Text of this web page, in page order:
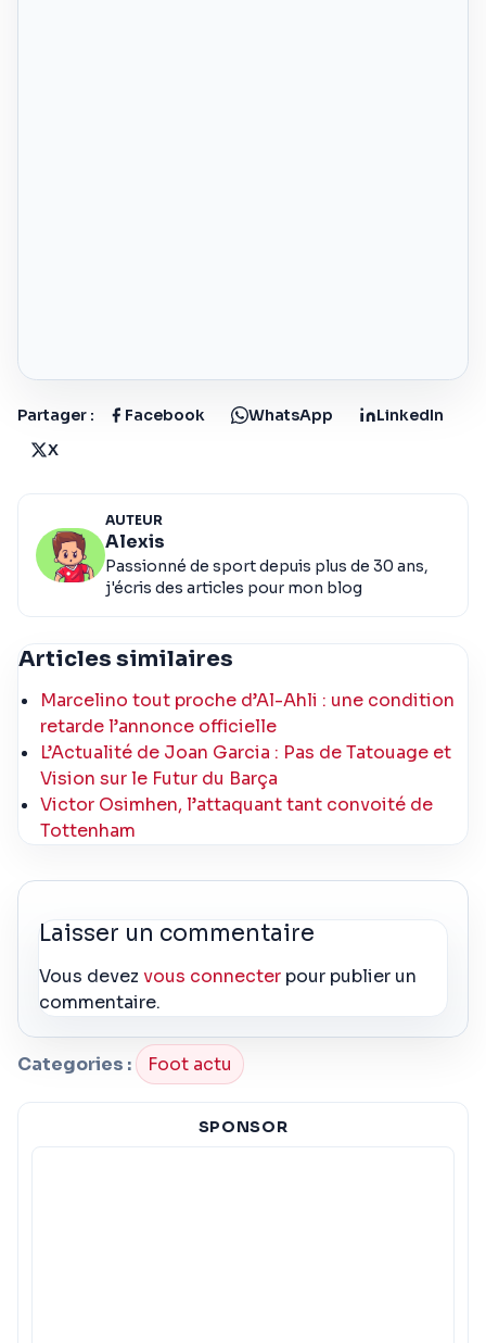
Partager : Facebook WhatsApp
LinkedIn
X
AUTEUR
Alexis
Passionné de sport depuis plus de 30 ans,
j'écris des articles pour mon blog
Articles similaires
Marcelino tout proche d’Al-Ahli : une condition
retarde l’annonce officielle
L’Actualité de Joan Garcia : Pas de Tatouage et
Vision sur le Futur du Barça
Victor Osimhen, l’attaquant tant convoité de
Tottenham
Laisser un commentaire
Vous devezvous connecter pour publier un
commentaire.
Categories : Foot actu
SPONSOR